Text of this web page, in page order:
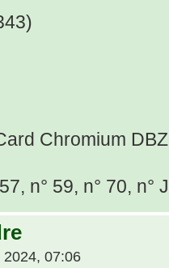
Chromium
n° 59, n° 70, n° J
2024, 07:06